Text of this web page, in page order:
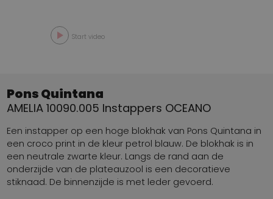
Start video
Pons Quintana
AMELIA 10090.005 Instappers OCEANO
Een instapper op een hoge blokhak van Pons Quintana in
een croco print in de kleur petrol blauw. De blokhak is in
een neutrale zwarte kleur. Langs de rand aan de
onderzijde van de plateauzool is een decoratieve
stiknaad. De binnenzijde is met leder gevoerd.